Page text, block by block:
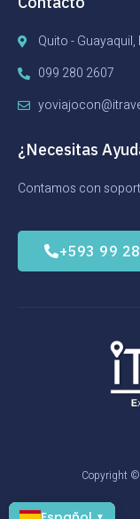
Quito -
099 280 2607
¿Necesitas
Contamos con
+593 99
Copyright ©